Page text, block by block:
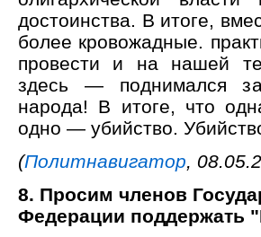
достоинства. В итоге,
более кровожадные.
провести и на нашей
здесь — поднимался за
народа! В итоге, что
одно — убийство.
(Политнавигатор,
8. Просим членов
Федерации поддержать